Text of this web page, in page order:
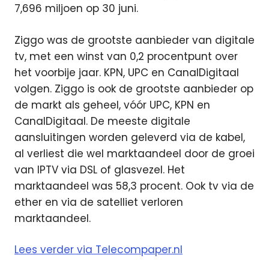
7,696 miljoen op 30 juni.
Ziggo was de grootste aanbieder van digitale
tv, met een winst van 0,2 procentpunt over
het voorbije jaar. KPN, UPC en CanalDigitaal
volgen. Ziggo is ook de grootste aanbieder op
de markt als geheel, vóór UPC, KPN en
CanalDigitaal. De meeste digitale
aansluitingen worden geleverd via de kabel,
al verliest die wel marktaandeel door de groei
van IPTV via DSL of glasvezel. Het
marktaandeel was 58,3 procent. Ook tv via de
ether en via de satelliet verloren
marktaandeel.
Lees verder via Telecompaper.nl